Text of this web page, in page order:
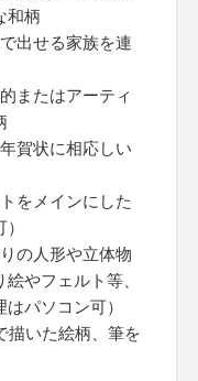
和柄
出せる家族を連
またはアーティ
賀状に相応しい
をメインにした
の人形や立体物
やフェルト等、
パソコン可）
描いた絵柄、筆を